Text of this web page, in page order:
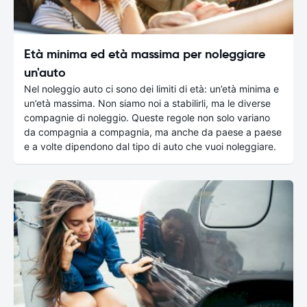
Età minima ed età massima per noleggiare
un'auto
Nel noleggio auto ci sono dei limiti di età: un’età minima e
un’età massima. Non siamo noi a stabilirli, ma le diverse
compagnie di noleggio. Queste regole non solo variano
da compagnia a compagnia, ma anche da paese a paese
e a volte dipendono dal tipo di auto che vuoi noleggiare.